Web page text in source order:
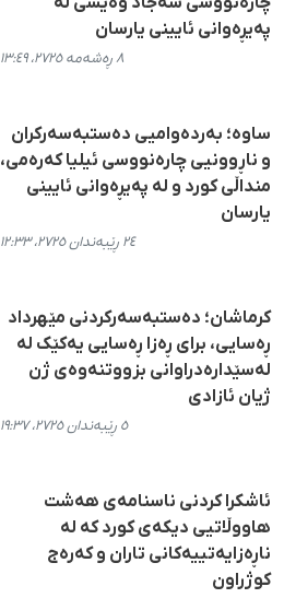
پەیڕەوانی ئایینی یارسان
٨ ڕەشەمە ٢٧٢٥، ١٣:٤٩
ساوە؛ بەردەوامیی دەستبەسەرکران
و ناڕوونیی چارەنووسی ئیلیا کەرەمی،
منداڵی کورد و لە پەیڕەوانی ئایینی
یارسان
٢٤ ڕێبەندان ٢٧٢٥، ١٢:٣٣
کرماشان؛ دەستبەسەرکردنی مێهرداد
ڕەسایی، برای ڕەزا ڕەسایی یەکێک لە
لەسێدارەدراوانی بزووتنەوەی ژن
ژیان ئازادی
٥ ڕێبەندان ٢٧٢٥، ١٩:٣٧
ئاشکرا کردنی ناسنامەی هەشت
هاووڵاتیی دیکەی کورد کە لە
ناڕەزایەتییەکانی تاران و کەرەج
کوژراون